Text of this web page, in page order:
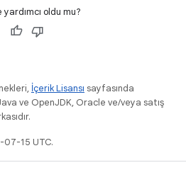
yardımcı oldu mu?
İçerik Lisansı sayfasında
ve OpenJDK, Oracle ve/veya satış
15 UTC.